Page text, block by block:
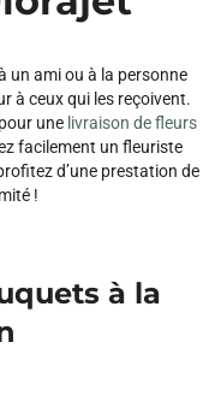
un ami ou à la personne
à ceux qui les reçoivent.
une livraison de fleurs
facilement un fleuriste
d’une prestation de
!
à la